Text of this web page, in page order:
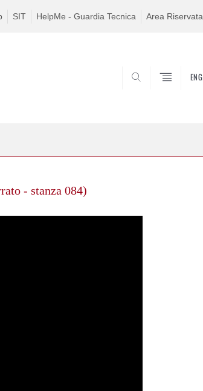
SIT HelpMe - Guardia Tecnica Area Riservata
ENG
- stanza 084)